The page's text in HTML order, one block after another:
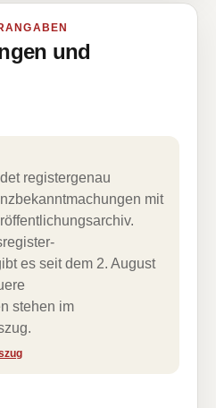
und
registergenau
mit
es seit dem 2. August
stehen im